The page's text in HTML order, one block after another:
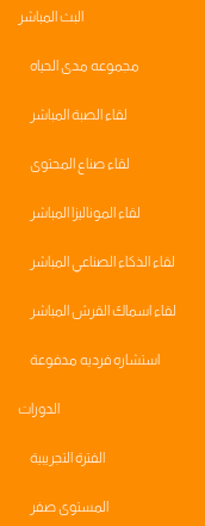
البث المباشر
مجموعه مدى الحياه
لقاء الصبة المباشر
لقاء صناع المحتوى
لقاء الموناليزا المباشر
لقاء الذكاء الصناعي المباشر
لقاء اسماك القرش المباشر
استشاره فرديه مدفوعة
الدورات
الفترة التجريبية
المستوى صفر